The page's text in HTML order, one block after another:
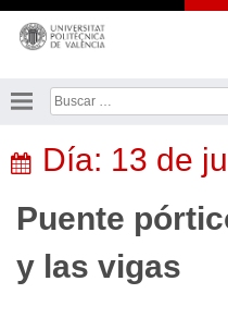
Saltar
contenido
Buscar:
Día: 13 de
Puente
y las vigas